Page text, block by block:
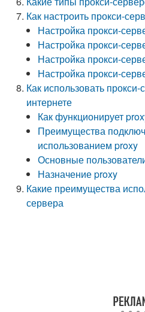
Как настроить прокси-
Настройка прокси-
Настройка прокси-
Настройка прокси-
Настройка прокси-
Как использовать
интернете
Как функционирует
Преимущества
использованием proxy
Основные
Назначение proxy
Какие преимущества
сервера